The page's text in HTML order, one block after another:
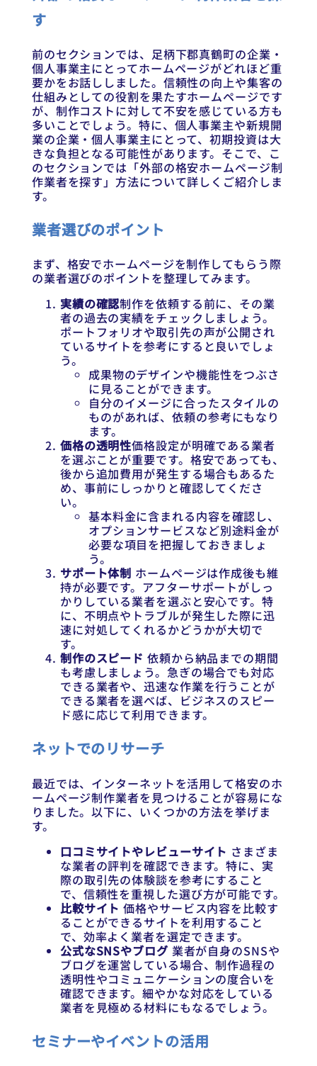
す
前のセクションでは、足柄下郡真鶴町の企業・
個人事業主にとってホームページがどれほど重
要かをお話ししました。信頼性の向上や集客の
仕組みとしての役割を果たすホームページです
が、制作コストに対して不安を感じている方も
多いことでしょう。特に、個人事業主や新規開
業の企業・個人事業主にとって、初期投資は大
きな負担となる可能性があります。そこで、こ
のセクションでは「外部の格安ホームページ制
作業者を探す」方法について詳しくご紹介しま
す。
業者選びのポイント
まず、格安でホームページを制作してもらう際
の業者選びのポイントを整理してみます。
実績の確認制作を依頼する前に、その業
者の過去の実績をチェックしましょう。
ポートフォリオや取引先の声が公開され
ているサイトを参考にすると良いでしょ
う。
成果物のデザインや機能性をつぶさ
に見ることができます。
自分のイメージに合ったスタイルの
ものがあれば、依頼の参考にもなり
ます。
価格の透明性価格設定が明確である業者
を選ぶことが重要です。格安であっても、
後から追加費用が発生する場合もあるた
め、事前にしっかりと確認してくださ
い。
基本料金に含まれる内容を確認し、
オプションサービスなど別途料金が
必要な項目を把握しておきましょ
う。
サポート体制 ホームページは作成後も維
持が必要です。アフターサポートがしっ
かりしている業者を選ぶと安心です。特
に、不明点やトラブルが発生した際に迅
速に対処してくれるかどうかが大切で
す。
制作のスピード 依頼から納品までの期間
も考慮しましょう。急ぎの場合でも対応
できる業者や、迅速な作業を行うことが
できる業者を選べば、ビジネスのスピー
ド感に応じて利用できます。
ネットでのリサーチ
最近では、インターネットを活用して格安のホ
ームページ制作業者を見つけることが容易にな
りました。以下に、いくつかの方法を挙げま
す。
口コミサイトやレビューサイト さまざま
な業者の評判を確認できます。特に、実
際の取引先の体験談を参考にすること
で、信頼性を重視した選び方が可能です。
比較サイト 価格やサービス内容を比較す
ることができるサイトを利用すること
で、効率よく業者を選定できます。
公式なSNSやブログ業者が自身のSNSや
ブログを運営している場合、制作過程の
透明性やコミュニケーションの度合いを
確認できます。細やかな対応をしている
業者を見極める材料にもなるでしょう。
セミナーやイベントの活用